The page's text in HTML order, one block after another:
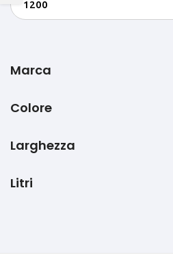
Marca
Colore
Larghezza
Litri